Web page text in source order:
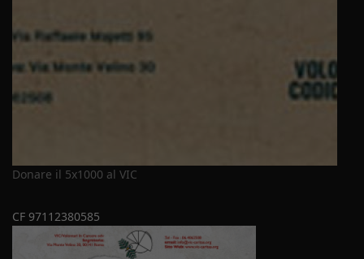
Donare il 5x1000 al VIC
CF 97112380585